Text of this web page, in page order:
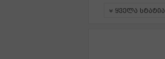
ყველა სტატია